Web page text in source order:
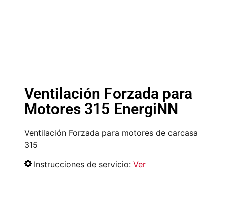
Ventilación Forzada para
Motores 315 EnergiNN
Ventilación Forzada para motores de carcasa
315
Instrucciones de servicio: Ver